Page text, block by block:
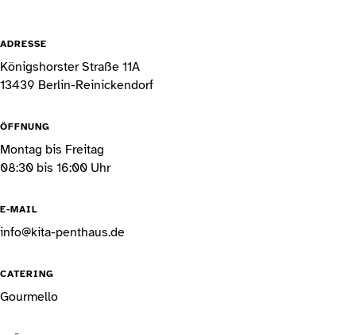
ADRESSE
Königshorster Straße 11A
13439 Berlin-Reinickendorf
ÖFFNUNG
Montag bis Freitag
08:30 bis 16:00 Uhr
E-MAIL
info@kita-penthaus.de
CATERING
Gourmello